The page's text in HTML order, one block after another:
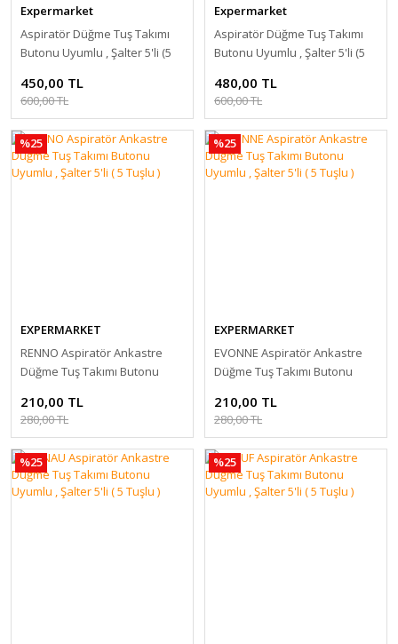
Expermarket
Aspiratör Düğme Tuş Takımı
Butonu Uyumlu , Şalter 5'li (5
450,00 TL
600,00 TL
Expermarket
Aspiratör Düğme Tuş Takımı
Butonu Uyumlu , Şalter 5'li (5
480,00 TL
600,00 TL
%25
EXPERMARKET
RENNO Aspiratör Ankastre
Düğme Tuş Takımı Butonu
210,00 TL
280,00 TL
%25
EXPERMARKET
EVONNE Aspiratör Ankastre
Düğme Tuş Takımı Butonu
210,00 TL
280,00 TL
%25 %25